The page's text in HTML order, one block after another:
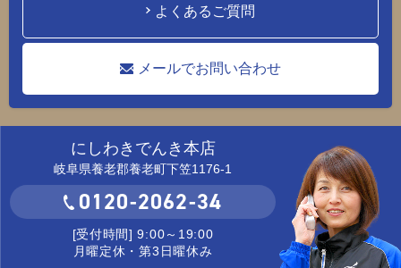
よくあるご質問
メールでお問い合わせ
にしわきでんき本店
岐阜県養老郡養老町下笠1176-1
0120-2062-34
[受付時間] 9:00～19:00
月曜定休・第3日曜休み